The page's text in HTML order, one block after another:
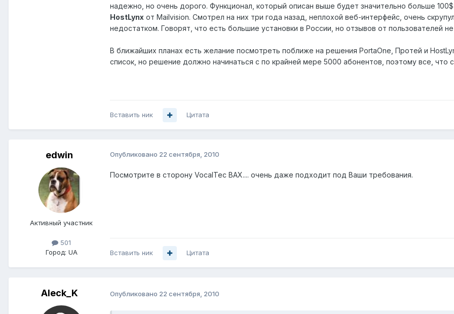
надежно, но очень дорого. Функционал, который описан выше будет значительно больше 100$
HostLynx от Mailvision. Смотрел на них три года назад, неплохой веб-интерфейс, очень
недостатком. Говорят, что есть большие установки в России, но отзывов от пользователей
В ближайших планах есть желание посмотреть поближе на решения PortaOne, Протей и
список, но решение должно начинаться с по крайней мере 5000 абонентов, поэтому все, что
Вставить ник Цитата
edwin
Активный участник
501
Город: UA
Опубликовано 22 сентября, 2010
Посмотрите в сторону VocalTec BAX.... очень даже подходит под Ваши требования.
Вставить ник Цитата
Aleck_K Опубликовано 22 сентября, 2010